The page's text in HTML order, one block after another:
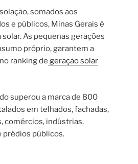
somados aos
e públicos, Minas Gerais é
As pequenas gerações
próprio, garantem a
ranking de geração solar
superou a marca de 800
em telhados, fachadas,
comércios, indústrias,
prédios públicos.